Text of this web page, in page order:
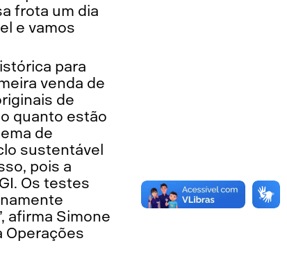
frota um dia
e vamos
para
venda de
de
quanto estão
de
sustentável
pois a
Os testes
afirma Simone
Operações